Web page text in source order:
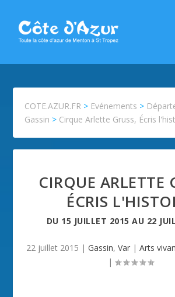
COTE.AZUR.FR > Evénements >
Gassin > Cirque Arlette Gruss, Écris
CIRQUE ARLETTE
ÉCRIS
DU 15 JUILLET 2015 AU 22
22 juillet 2015 | Gassin, Var | Arts
|